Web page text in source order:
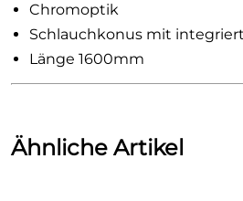
Chromoptik
Schlauchkonus mit
Länge 1600mm
Ähnliche Artikel